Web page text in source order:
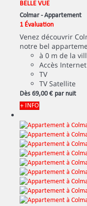
BELLE VUE
Colmar -Appartement
1 Évaluation
Venez découvrir
notre bel
à 0 m de la
Accès Internet
TV
TV Satellite
Dès 69,00 € par nuit
+ INFO